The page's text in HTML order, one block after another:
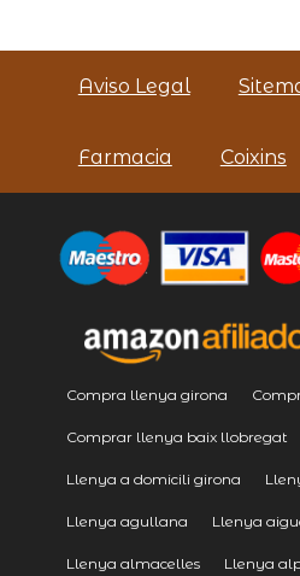
Aviso Legal
Farmacia Coixins
Compra llenya girona
Comprar llenya baix llobregat
Llenya a domicili girona
Llenya agullana Llenya
Llenya almacelles Llenya